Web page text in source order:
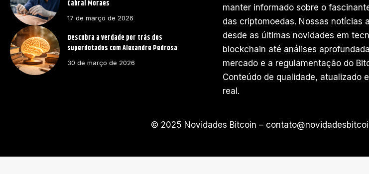
Cabral Moraes
17 de março de 2026
Descubra a verdade por trás dos
superdotados com Alexandre Pedrosa
30 de março de 2026
manter informado sobre o
das criptomoedas. Nossas notícias
desde as últimas novidades em
blockchain até análises
mercado e a regulamentação do
Conteúdo de qualidade, atualizado
real.
© 2025 Novidades Bitcoin –